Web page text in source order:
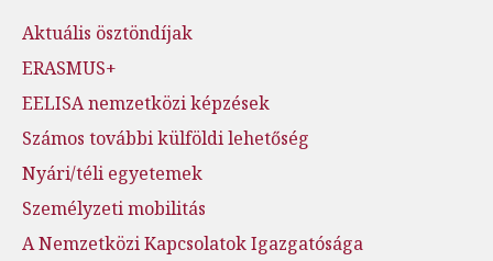
Aktuális ösztöndíjak
ERASMUS+
EELISA nemzetközi képzések
Számos további külföldi lehetőség
Nyári/téli egyetemek
Személyzeti mobilitás
A Nemzetközi Kapcsolatok Igazgatósága